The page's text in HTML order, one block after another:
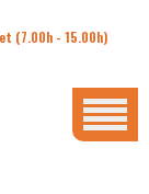
(7.00h - 15.00h)